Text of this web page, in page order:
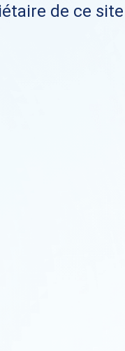
de ce